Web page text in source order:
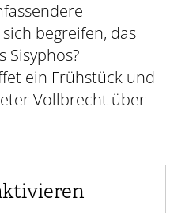
begreifen, das
Sisyphos?
ein Frühstück und
Vollbrecht über